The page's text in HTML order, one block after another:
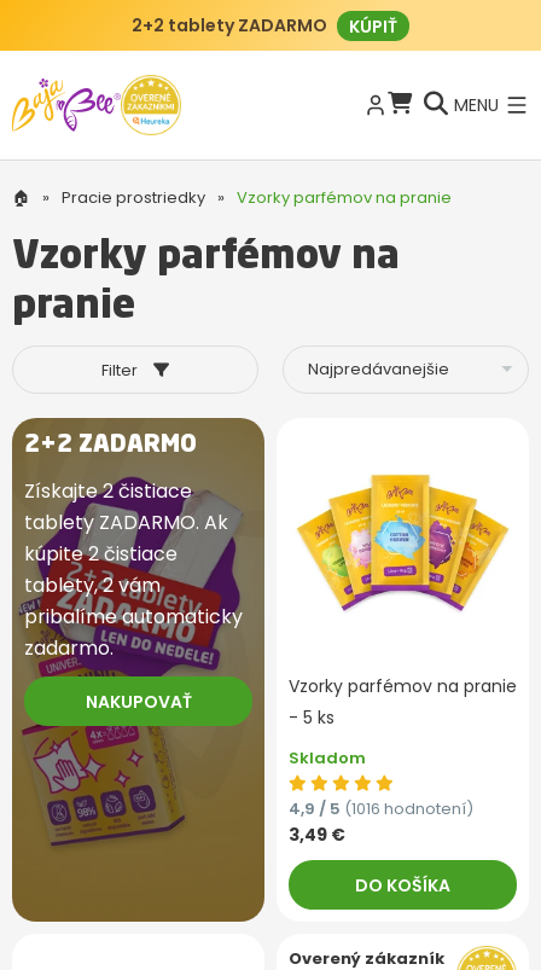
2+2 tablety ZADARMO KÚPIŤ
MENU
🏠 » Pracie prostriedky » Vzorky parfémov na pranie
Vzorky parfémov na
pranie
Filter
2+2 ZADARMO
Získajte 2 čistiace
tablety ZADARMO. Ak
kúpite 2 čistiace
tablety, 2 vám
pribalíme automaticky
zadarmo.
NAKUPOVAŤ
Vzorky parfémov na pranie
- 5 ks
Skladom
4,9 / 5 (1016 hodnotení)
3,49 €
DO KOŠÍKA
Overený zákazník